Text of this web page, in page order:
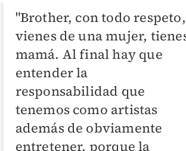
"Brother, con todo respeto,
vienes de una mujer,
mamá. Al final hay que
entender la
responsabilidad que
tenemos como artistas
además de obviamente
entretener, porque la